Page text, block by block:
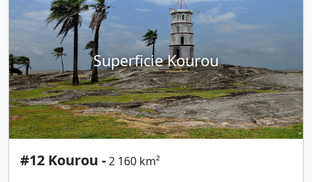
Superficie Kourou
#12 Kourou -2 160 km²